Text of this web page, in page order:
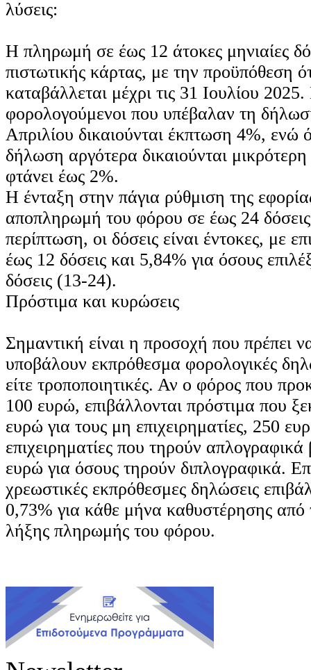
λύσεις:
Η πληρωμή σε έως 12 άτοκες μηνιαίες
πιστωτικής κάρτας, με την προϋπόθεση
καταβάλλεται μέχρι τις 31 Ιουλίου
φορολογούμενοι που υπέβαλαν τη
Απριλίου δικαιούνται έκπτωση 4%, ενώ
δήλωση αργότερα δικαιούνται
φτάνει έως 2%.
Η ένταξη στην πάγια ρύθμιση της
αποπληρωμή του φόρου σε έως 24
περίπτωση, οι δόσεις είναι έντοκες, με
έως 12 δόσεις και 5,84% για όσους
δόσεις (13-24).
Πρόστιμα και κυρώσεις
Σημαντική είναι η προσοχή που πρέπει
υποβάλουν εκπρόθεσμα φορολογικές
είτε τροποποιητικές. Αν ο φόρος που
100 ευρώ, επιβάλλονται πρόστιμα που
ευρώ για τους μη επιχειρηματίες, 250
επιχειρηματίες που τηρούν απλογραφικά
ευρώ για όσους τηρούν διπλογραφικά.
χρεωστικές εκπρόθεσμες δηλώσεις
0,73% για κάθε μήνα καθυστέρησης από
λήξης πληρωμής του φόρου.